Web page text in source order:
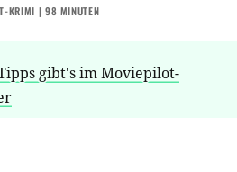
KRIMI | 98 MINUTEN
gibt's im Moviepilot-